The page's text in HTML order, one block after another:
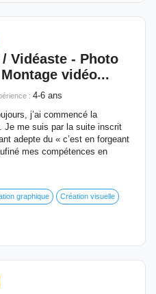
Vidéaste - Photo
vidéo...
: 4-6 ans
j’ai commencé la
Je me suis par la suite inscrit
adepte du « c’est en forgeant
mes compétences en
graphique Création visuelle